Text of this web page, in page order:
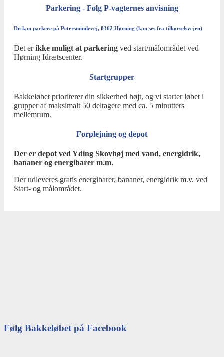
Parkering - Følg P-vagternes anvisning
Du kan parkere på Petersmindevej, 8362 Hørning (kan ses fra tilkørselsvejen)
Det erikke muligt at parkering ved start/målområdet ved
Hørning Idrætscenter.
Startgrupper
Bakkeløbet prioriterer din sikkerhed højt, og vi starter løbet i
grupper af maksimalt 50 deltagere med ca. 5 minutters
mellemrum.
Forplejning og depot
Der er depot ved Yding Skovhøj med vand, energidrik,
bananer og energibarer m.m.
Der udleveres gratis energibarer, bananer, energidrik m.v. ved
Start- og målområdet.
Følg Bakkeløbet på Facebook